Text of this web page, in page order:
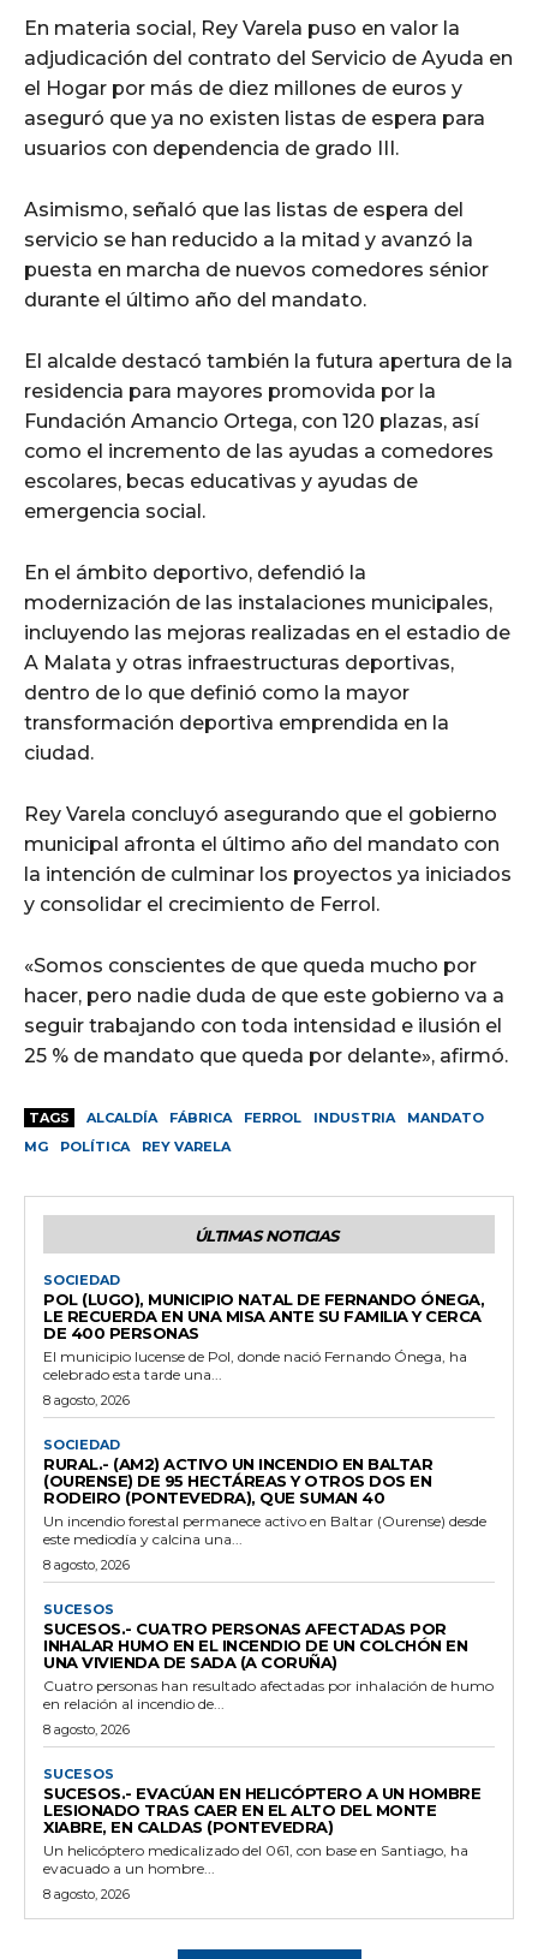
En materia social, Rey Varela puso en valor la
adjudicación del contrato del Servicio de Ayuda en
el Hogar por más de diez millones de euros y
aseguró que ya no existen listas de espera para
usuarios con dependencia de grado III.
Asimismo, señaló que las listas de espera del
servicio se han reducido a la mitad y avanzó la
puesta en marcha de nuevos comedores sénior
durante el último año del mandato.
El alcalde destacó también la futura apertura de la
residencia para mayores promovida por la
Fundación Amancio Ortega, con 120 plazas, así
como el incremento de las ayudas a comedores
escolares, becas educativas y ayudas de
emergencia social.
En el ámbito deportivo, defendió la
modernización de las instalaciones municipales,
incluyendo las mejoras realizadas en el estadio de
A Malata y otras infraestructuras deportivas,
dentro de lo que definió como la mayor
transformación deportiva emprendida en la
ciudad.
Rey Varela concluyó asegurando que el gobierno
municipal afronta el último año del mandato con
la intención de culminar los proyectos ya iniciados
y consolidar el crecimiento de Ferrol.
«Somos conscientes de que queda mucho por
hacer, pero nadie duda de que este gobierno va a
seguir trabajando con toda intensidad e ilusión el
25 % de mandato que queda por delante», afirmó.
TAGS ALCALDÍA FÁBRICA FERROL INDUSTRIA
MANDATO
MG
POLÍTICA REY VARELA
ÚLTIMAS NOTICIAS
SOCIEDAD
POL (LUGO), MUNICIPIO NATAL DE FERNANDO ÓNEGA,
LE RECUERDA EN UNA MISA ANTE SU FAMILIA Y CERCA
DE 400 PERSONAS
El municipio lucense de Pol, donde nació Fernando Ónega, ha
celebrado esta tarde una...
8 agosto, 2026
SOCIEDAD
RURAL.- (AM2) ACTIVO UN INCENDIO EN BALTAR
(OURENSE) DE 95 HECTÁREAS Y OTROS DOS EN
RODEIRO (PONTEVEDRA), QUE SUMAN 40
Un incendio forestal permanece activo en Baltar (Ourense) desde
este mediodía y calcina una...
8 agosto, 2026
SUCESOS
SUCESOS.- CUATRO PERSONAS AFECTADAS POR
INHALAR HUMO EN EL INCENDIO DE UN COLCHÓN EN
UNA VIVIENDA DE SADA (A CORUÑA)
Cuatro personas han resultado afectadas por inhalación de humo
en relación al incendio de...
8 agosto, 2026
SUCESOS
SUCESOS.- EVACÚAN EN HELICÓPTERO A UN HOMBRE
LESIONADO TRAS CAER EN EL ALTO DEL MONTE
XIABRE, EN CALDAS (PONTEVEDRA)
Un helicóptero medicalizado del 061, con base en Santiago, ha
evacuado a un hombre...
8 agosto, 2026